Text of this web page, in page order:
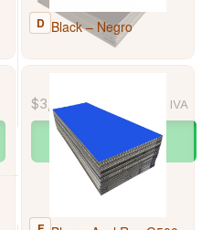
$3,526.73 MXN Incluye IVA
VER PRECIO
ESPECIAL